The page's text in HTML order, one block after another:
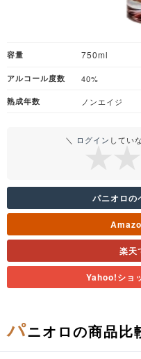
容量 750ml
アルコール度数 40%
熟成年数 ノンエイジ
＼ ログイン してい
パニオロの
楽天
Yahoo!ショ
パニオロの商品比